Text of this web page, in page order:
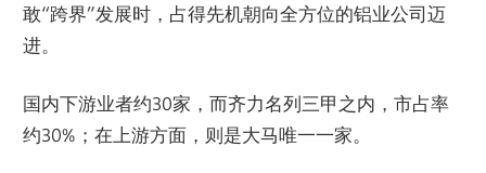
敢“跨界”发展时，占得先机朝向全方位的铝业公司迈
进。
国内下游业者约30家，而齐力名列三甲之内，市占率
约30%；在上游方面，则是大马唯一一家。